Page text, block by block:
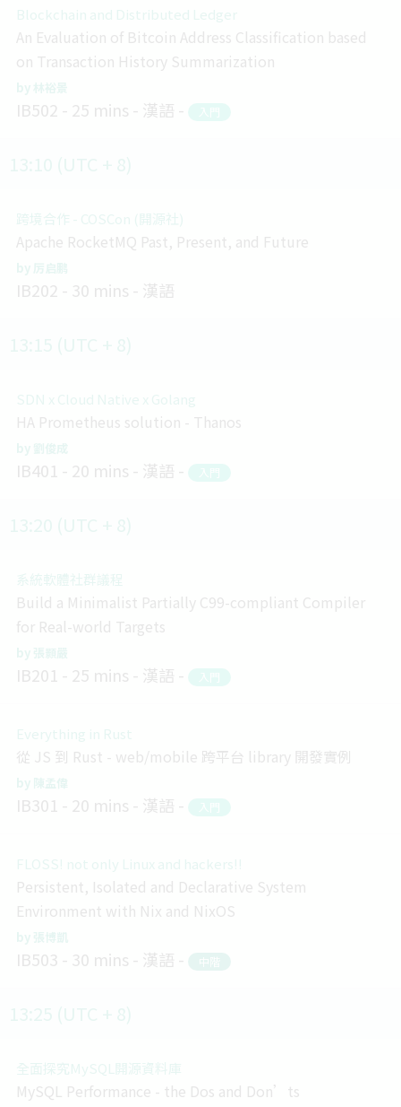
Blockchain and Distributed Ledger
An Evaluation of Bitcoin Address Classification based
on Transaction History Summarization
林裕景
IB502 25 mins 漢語 入門
跨境合作 - COSCon (開源社)
Apache RocketMQ Past, Present, and Future
厉启鹏
IB202 30 mins 漢語
SDN x Cloud Native x Golang
HA Prometheus solution - Thanos
劉俊成
IB401 20 mins 漢語 入門
系統軟體社群議程
Build a Minimalist Partially C99-compliant Compiler
for Real-world Targets
張顥嚴
IB201 25 mins 漢語 入門
Everything in Rust
從 JS 到 Rust - web/mobile 跨平台 library 開發實例
陳孟偉
IB301 20 mins 漢語 入門
FLOSS! not only Linux and hackers!!
Persistent, Isolated and Declarative System
Environment with Nix and NixOS
張博凱
IB503 30 mins 漢語 中階
全面探究MySQL開源資料庫
MySQL Performance - the Dos and Don’ts